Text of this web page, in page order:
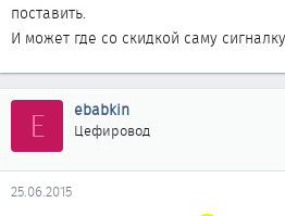
поставить.
И может где со скидкой саму
E ebabkin
Цефировод
25.06.2015